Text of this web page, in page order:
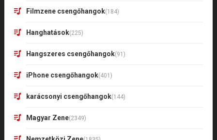
Filmzene csengőhangok(184)
Hanghatások(225)
Hangszeres csengőhangok(91)
iPhone csengőhangok(401)
karácsonyi csengőhangok(144)
Magyar Zene(2349)